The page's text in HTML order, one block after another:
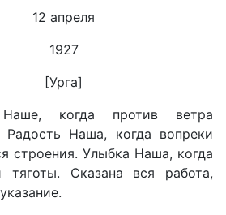
12 апреля
1927
[Урга]
когда против ветра
Радость Наша, когда вопреки
строения. Улыбка Наша, когда
тяготы. Сказана вся работа,